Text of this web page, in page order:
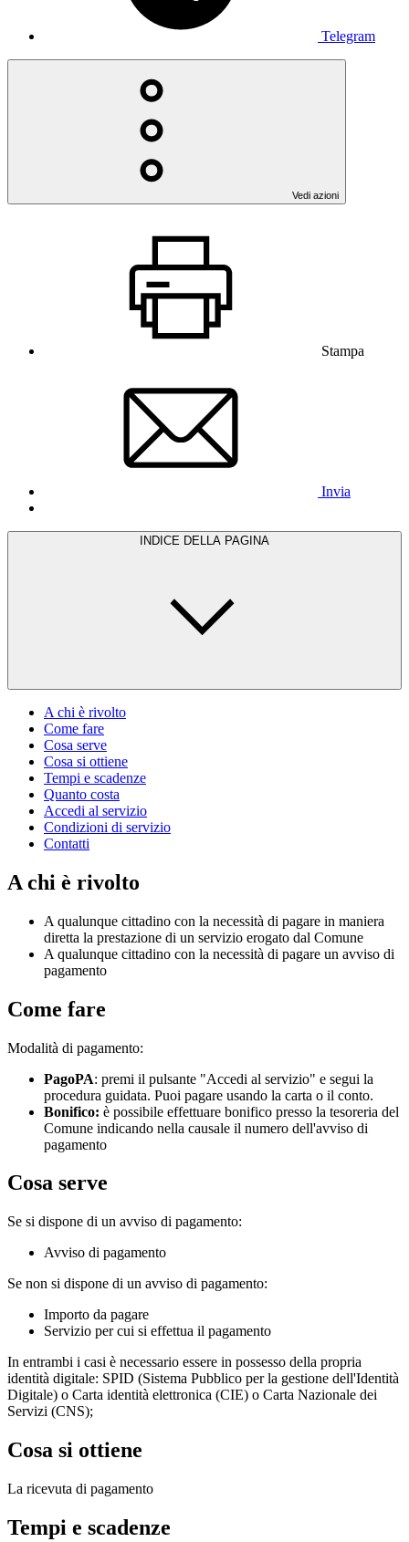
Telegram
Vedi azioni
Stampa
Invia
INDICE DELLA PAGINA
A chi è rivolto
Come fare
Cosa serve
Cosa si ottiene
Tempi e scadenze
Quanto costa
Accedi al servizio
Condizioni di servizio
Contatti
A chi è rivolto
A qualunque cittadino con la necessità di pagare in maniera
diretta la prestazione di un servizio erogato dal Comune
A qualunque cittadino con la necessità di pagare un avviso di
pagamento
Come fare
Modalità di pagamento:
PagoPA: premi il pulsante "Accedi al servizio" e segui la
procedura guidata. Puoi pagare usando la carta o il conto.
Bonifico: è possibile effettuare bonifico presso la tesoreria del
Comune indicando nella causale il numero dell'avviso di
pagamento
Cosa serve
Se si dispone di un avviso di pagamento:
Avviso di pagamento
Se non si dispone di un avviso di pagamento:
Importo da pagare
Servizio per cui si effettua il pagamento
In entrambi i casi è necessario essere in possesso della propria
identità digitale: SPID (Sistema Pubblico per la gestione dell'Identità
Digitale) o Carta identità elettronica (CIE) o Carta Nazionale dei
Servizi (CNS);
Cosa si ottiene
La ricevuta di pagamento
Tempi e scadenze